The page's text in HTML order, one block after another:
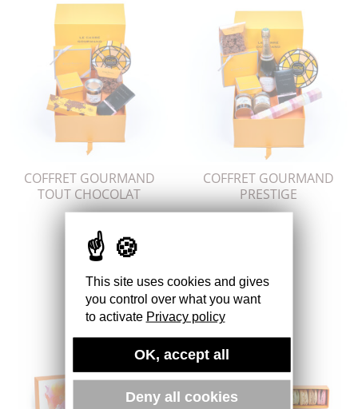
COFFRET GOURMAND
TOUT CHOCOLAT
COFFRET GOURMAND
PRESTIGE
LAISSEZ-VOUS TENTER !
This site uses cookies and gives
you control over what you want
to activate Privacy policy
OK, accept all
Deny all cookies